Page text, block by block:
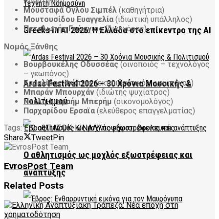
Greeks in AI 2026: Η Ελλάδα στο επίκεντρο της AI
Ardas Festival 2026 – 30 Χρόνια Μουσικής &
Πολιτισμού
Ο αθλητισμός ως μοχλός εξωστρέφειας και
ανάπτυξης
Μουσταφά Ογλου Σιμπέλ (καθηγήτρια)
Μουτουσίδου Ευαγγελία (ιδιωτική υπάλληλος)
Πεταλωτής Γεώργιος(δικηγόρος)
Νομός Ξάνθης
Βουρβουκέλης Οδυσσέας (οινοποιός – τεχνολόγος
– γεωπόνος)
Καραλίδης Φώτιος(εκπαιδευτικός- γεωπόνος)
Μπαράν Μπουρχάν (ιδιώτης ψυχίατρος)
Ντελή-Ιμπραήμ Μπερήμ (οικονομολόγος)
Παρχαρίδου Ερσαϊα (ελεύθερος επαγγελματίας)
Tags: ΈβροςΠΑΣΟΚ-ΚΙΝΑΛΥποψήφιοι βουλευτές
Share
TweetPin
EvrosPost Team
Related Posts